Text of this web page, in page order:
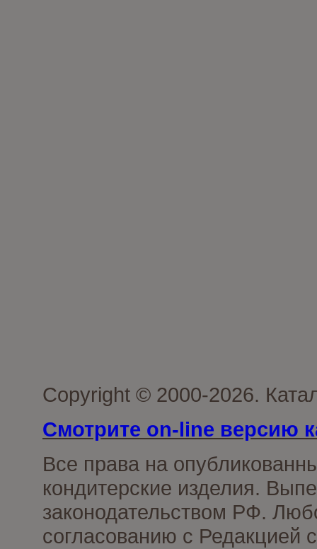
Copyright © 2000-2026.
Смотрите on-line версию
Все права на
кондитерские изделия.
законодательством РФ.
согласованию с Редакцией